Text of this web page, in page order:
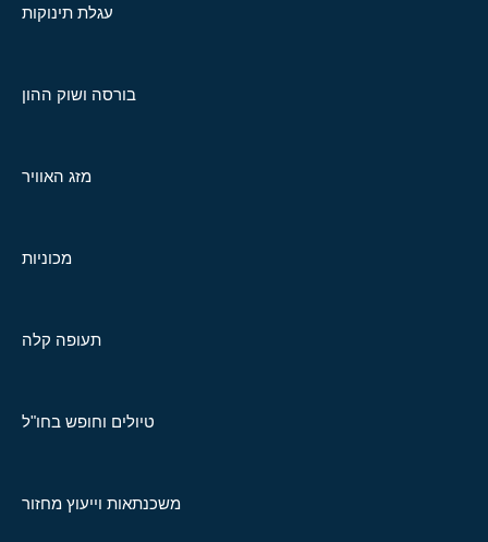
עגלת תינוקות
בורסה ושוק ההון
מזג האוויר
מכוניות
תעופה קלה
טיולים וחופש בחו"ל
משכנתאות וייעוץ מחזור